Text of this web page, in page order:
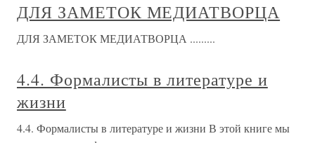
ДЛЯ ЗАМЕТОК МЕДИАТВОРЦА
ДЛЯ ЗАМЕТОК МЕДИАТВОРЦА .........
4.4. Формалисты в литературе и
жизни
4.4. Формалисты в литературе и жизни В этой книге мы